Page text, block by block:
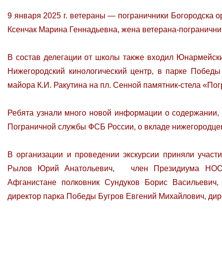
9 января 2025 г. ветераны — пограничники Богородска
Ксенчак Марина Геннадьевна, жена ветерана-
В состав делегации от школы также входил
Нижегородский кинологический центр, в парке
майора К.И. Ракутина на пл. Сенной памятник-стела
Ребята узнали много новой информации о содержании,
Пограничной службы ФСБ России, о вкладе
В организации и проведении экскурсии приняли
Рылов Юрий Анатольевич, член Президиума
Афганистане полковник Сундуков Борис
директор парка Победы Бугров Евгений Михайлович,